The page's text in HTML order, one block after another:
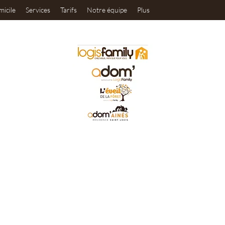
Services Tarifs Notre équipe Plus